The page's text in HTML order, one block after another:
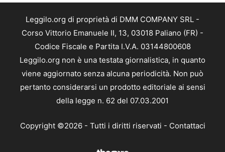
Leggilo.org di proprietà di DMM COMPANY SRL -
Corso Vittorio Emanuele II, 13, 03018 Paliano (FR) -
Codice Fiscale e Partita I.V.A. 03144800608
Leggilo.org non è una testata giornalistica, in quanto
viene aggiornato senza alcuna periodicità. Non può
pertanto considerarsi un prodotto editoriale ai sensi
della legge n. 62 del 07.03.2001
Copyright ©2026 - Tutti i diritti riservati - Contattaci